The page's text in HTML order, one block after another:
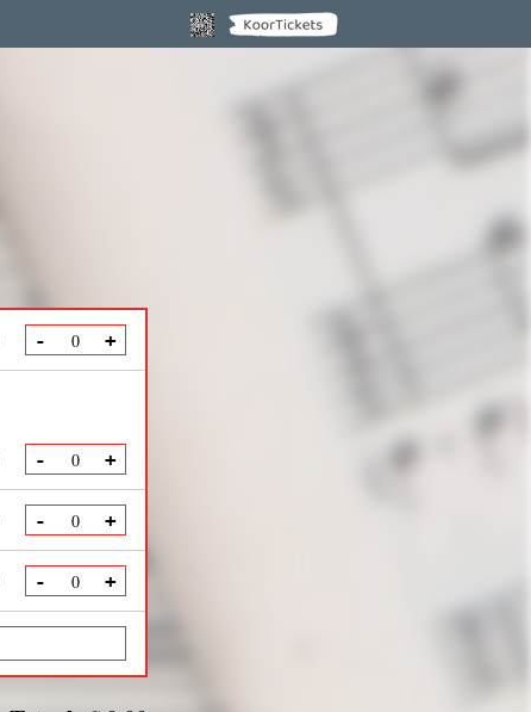
- +
- +
- +
- +